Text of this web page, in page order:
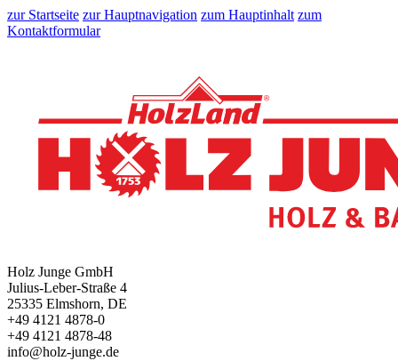
zur Startseite zur Hauptnavigation zum Hauptinhalt zum
Kontaktformular
Holz Junge GmbH
Julius-Leber-Straße 4
25335 Elmshorn, DE
+49 4121 4878-0
+49 4121 4878-48
info@holz-junge.de